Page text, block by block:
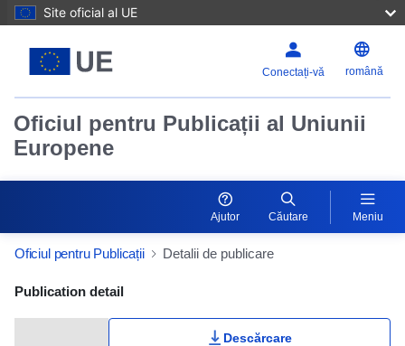
Site oficial al UE
Conectați-vă română
Oficiul pentru Publicații al Uniunii
Europene
Ajutor Căutare Meniu
Oficiul pentru Publicații Detalii de publicare
Publication Detail Actions Portlet
Publication detail
Descărcare